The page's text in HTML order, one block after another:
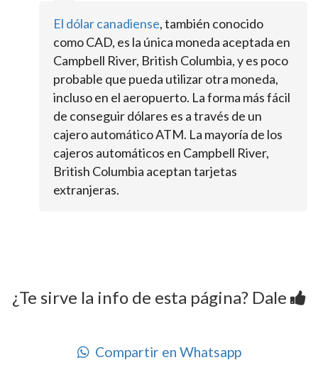
El dólar canadiense, también conocido
como CAD, es la única moneda aceptada en
Campbell River, British Columbia, y es poco
probable que pueda utilizar otra moneda,
incluso en el aeropuerto. La forma más fácil
de conseguir dólares es a través de un
cajero automático ATM. La mayoría de los
cajeros automáticos en Campbell River,
British Columbia aceptan tarjetas
extranjeras.
¿Te sirve la info de esta página? Dale
Compartir en Whatsapp